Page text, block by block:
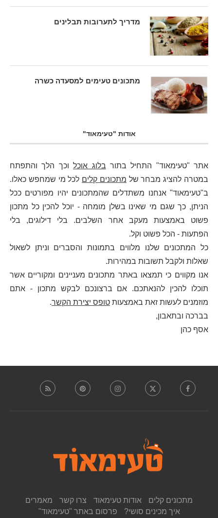
מדריך לתערובות תבלינים
מתכונים טעימים למסעדה כשרה
אודות "טעימאוד"
אתר "טעימאוד" התחיל בתור בלוג אוכלוכך הלך והתפתח
במטרה להציג מבחר של מתכונים קלים לכל מי שמחפש כאלו.
ב"טעימאוד" אנחנו משתדלים שהמתכונים יהיו מפורטים ככל
הניתן, כך שגם מי שאינו בשלן מומחה - יוכל להכין כל מתכון
פשוט באמצעות מעקב אחר השלבים. בלי דילוגים, בלי
הפתעות - הכל פשוט וקל.
כל המתכונים שלנו מלווים בתמונות והסברים וניתן לשאול
שאלות ולקבל תשובות במהירות.
אנו מקווים כי תמצאו באתר מתכונים מעניינים ומקוריים אשר
תוכלו להכין להנאתכם. אם ברצונכם לבקש מתכון - אתם
מוזמנים לעשות זאת באמצעות טופס יצירת הקשר.
בברכה ובתאבון,
אסף כהן
מתכונים קלים אודות טעימאוד צרו קשר
מאמרים
איך מכינים סושי?
פרסום באתר "טעימאוד"